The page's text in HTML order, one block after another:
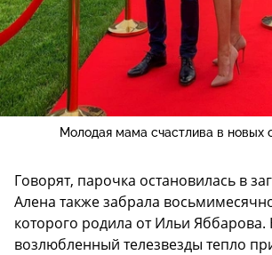
Молодая мама счастлива в новых
Говорят, парочка остановилась в
Алена также забрала
которого родила от Ильи
возлюбленный телезвезды тепло